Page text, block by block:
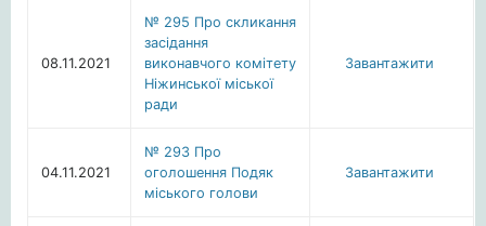
08.11.2021
№ 295 Про скликання
засідання
виконавчого комітету
Ніжинської міської
ради
Завантажити
04.11.2021
№ 293 Про
оголошення Подяк
міського голови
Завантажити